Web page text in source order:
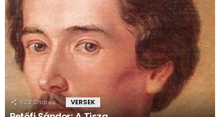
523 Shares VERSEK